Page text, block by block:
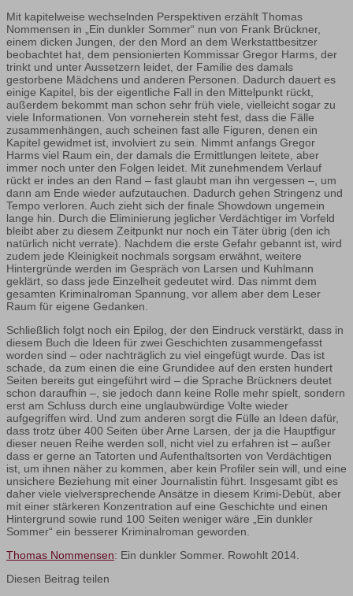
Mit kapitelweise wechselnden Perspektiven erzählt Thomas
Nommensen in „Ein dunkler Sommer“ nun von Frank Brückner,
einem dicken Jungen, der den Mord an dem Werkstattbesitzer
beobachtet hat, dem pensionierten Kommissar Gregor Harms, der
trinkt und unter Aussetzern leidet, der Familie des damals
gestorbene Mädchens und anderen Personen. Dadurch dauert es
einige Kapitel, bis der eigentliche Fall in den Mittelpunkt rückt,
außerdem bekommt man schon sehr früh viele, vielleicht sogar zu
viele Informationen. Von vorneherein steht fest, dass die Fälle
zusammenhängen, auch scheinen fast alle Figuren, denen ein
Kapitel gewidmet ist, involviert zu sein. Nimmt anfangs Gregor
Harms viel Raum ein, der damals die Ermittlungen leitete, aber
immer noch unter den Folgen leidet. Mit zunehmendem Verlauf
rückt er indes an den Rand – fast glaubt man ihn vergessen –, um
dann am Ende wieder aufzutauchen. Dadurch gehen Stringenz und
Tempo verloren. Auch zieht sich der finale Showdown ungemein
lange hin. Durch die Eliminierung jeglicher Verdächtiger im Vorfeld
bleibt aber zu diesem Zeitpunkt nur noch ein Täter übrig (den ich
natürlich nicht verrate). Nachdem die erste Gefahr gebannt ist, wird
zudem jede Kleinigkeit nochmals sorgsam erwähnt, weitere
Hintergründe werden im Gespräch von Larsen und Kuhlmann
geklärt, so dass jede Einzelheit gedeutet wird. Das nimmt dem
gesamten Kriminalroman Spannung, vor allem aber dem Leser
Raum für eigene Gedanken.
Schließlich folgt noch ein Epilog, der den Eindruck verstärkt, dass in
diesem Buch die Ideen für zwei Geschichten zusammengefasst
worden sind – oder nachträglich zu viel eingefügt wurde. Das ist
schade, da zum einen die eine Grundidee auf den ersten hundert
Seiten bereits gut eingeführt wird – die Sprache Brückners deutet
schon daraufhin –, sie jedoch dann keine Rolle mehr spielt, sondern
erst am Schluss durch eine unglaubwürdige Volte wieder
aufgegriffen wird. Und zum anderen sorgt die Fülle an Ideen dafür,
dass trotz über 400 Seiten über Arne Larsen, der ja die Hauptfigur
dieser neuen Reihe werden soll, nicht viel zu erfahren ist – außer
dass er gerne an Tatorten und Aufenthaltsorten von Verdächtigen
ist, um ihnen näher zu kommen, aber kein Profiler sein will, und eine
unsichere Beziehung mit einer Journalistin führt. Insgesamt gibt es
daher viele vielversprechende Ansätze in diesem Krimi-Debüt, aber
mit einer stärkeren Konzentration auf eine Geschichte und einen
Hintergrund sowie rund 100 Seiten weniger wäre „Ein dunkler
Sommer“ ein besserer Kriminalroman geworden.
Thomas Nommensen: Ein dunkler Sommer. Rowohlt 2014.
Diesen Beitrag teilen